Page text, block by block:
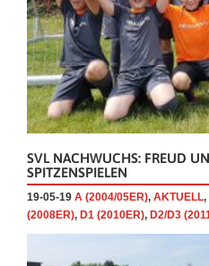
SVL NACHWUCHS: FREUD
SPITZENSPIELEN
19-05-19 A (2004/05ER), AKTUELL,
(2008ER), D1 (2010ER), D2/D3